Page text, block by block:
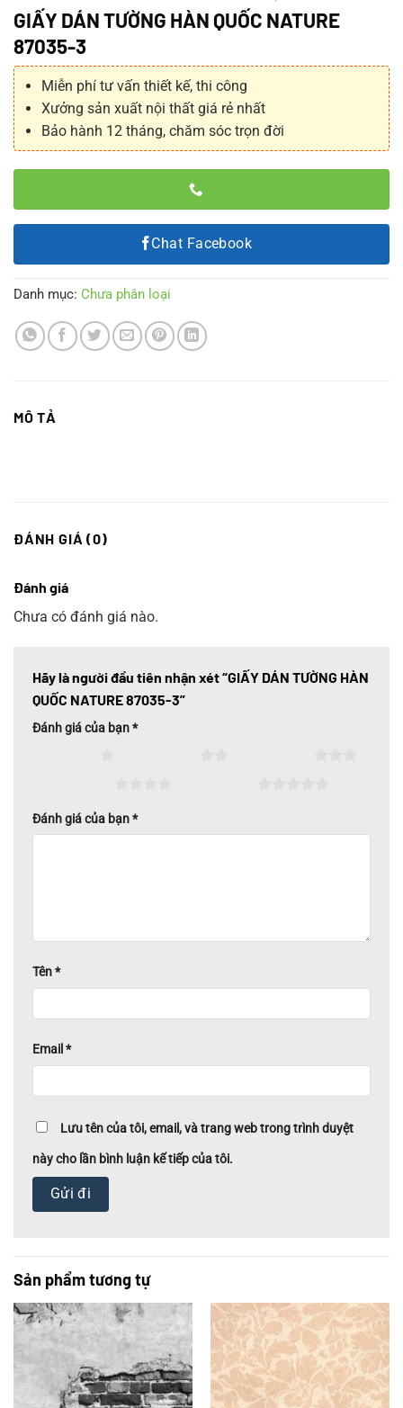
GIẤY DÁN TƯỜNG HÀN QUỐC NATURE
87035-3
Miễn phí tư vấn thiết kế, thi công
Xưởng sản xuất nội thất giá rẻ nhất
Bảo hành 12 tháng, chăm sóc trọn đời
Chat Facebook
Danh mục: Chưa phân loại
MÔ TẢ
ĐÁNH GIÁ (0)
Đánh giá
Chưa có đánh giá nào.
Hãy là người đầu tiên nhận xét “GIẤY DÁN TƯỜNG HÀN
QUỐC NATURE 87035-3”
Đánh giá của bạn*
Đánh giá của bạn*
Tên*
Email *
Lưu tên của tôi, email, và trang web trong trình duyệt
này cho lần bình luận kế tiếp của tôi.
Sản phẩm tương tự